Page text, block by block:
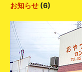
お知らせ (6)